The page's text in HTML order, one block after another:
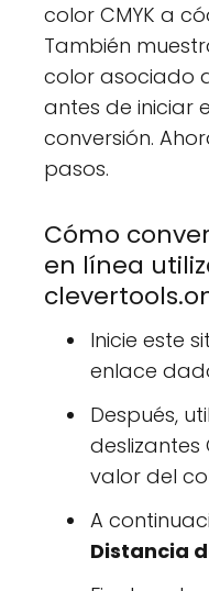
color CMYK a
También
color asociado
antes de iniciar
conversión.
pasos.
Cómo
en línea
Inicie este
enlace
Después,
deslizantes
valor del
A
Distancia